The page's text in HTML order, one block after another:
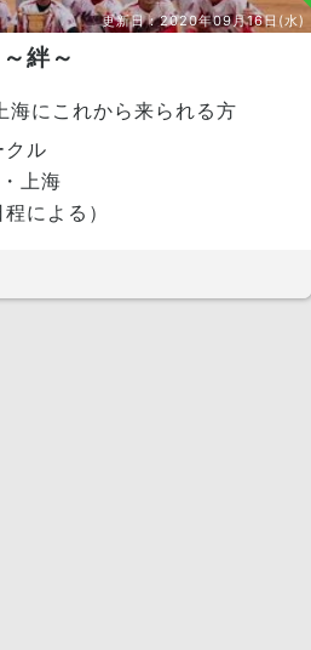
更新日：2020年09月16日(水)
絆～
海にこれから来られる方
クル
上海
による）